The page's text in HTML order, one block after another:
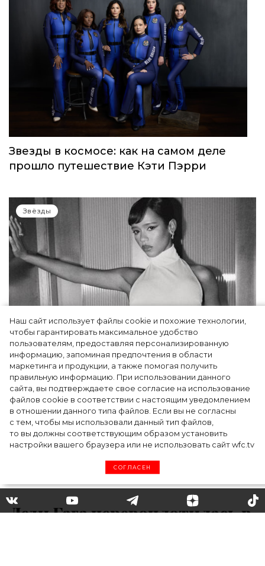
Наш сайт использует файлы cookie и похожие технологии,
чтобы гарантировать максимальное удобство
пользователям, предоставляя персонализированную
информацию, запоминая предпочтения в области
маркетинга и продукции, а также помогая получить
правильную информацию. При использовании данного
сайта, вы подтверждаете свое согласие на использование
файлов cookie в соответствии с настоящим уведомлением
в отношении данного типа файлов. Если вы не согласны
с тем, чтобы мы использовали данный тип файлов,
то вы должны соответствующим образом установить
настройки вашего браузера или не использовать сайт wfc.tv
СОГЛАСЕН
Звезды в космосе: как на самом деле
прошло путешествие Кэти Пэрри
Звёзды
Тейлор Рассел в образе белого лебедя на
церемонии BAFTA-2024
Леди Гага перевоплотилась в